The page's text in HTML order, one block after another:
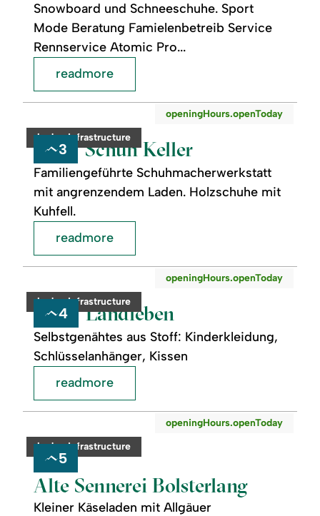
Snowboard und Schneeschuhe. Sport
Mode Beratung Famielenbetreib Service
Rennservice Atomic Pro...
readmore
category:
badge.infrastructure
openingHours.openToday
3 Schuh Keller
Familiengeführte Schuhmacherwerkstatt
mit angrenzendem Laden. Holzschuhe mit
Kuhfell.
readmore:
Keller
readmore
category:
badge.infrastructure
openingHours.openToday
4 Landleben
Selbstgenähtes aus Stoff: Kinderkleidung,
Schlüsselanhänger, Kissen
readmore:
readmore
category:
badge.infrastructure
openingHours.openToday
5
Alte Sennerei Bolsterlang
Kleiner Käseladen mit Allgäuer
readmore:
Sennerei